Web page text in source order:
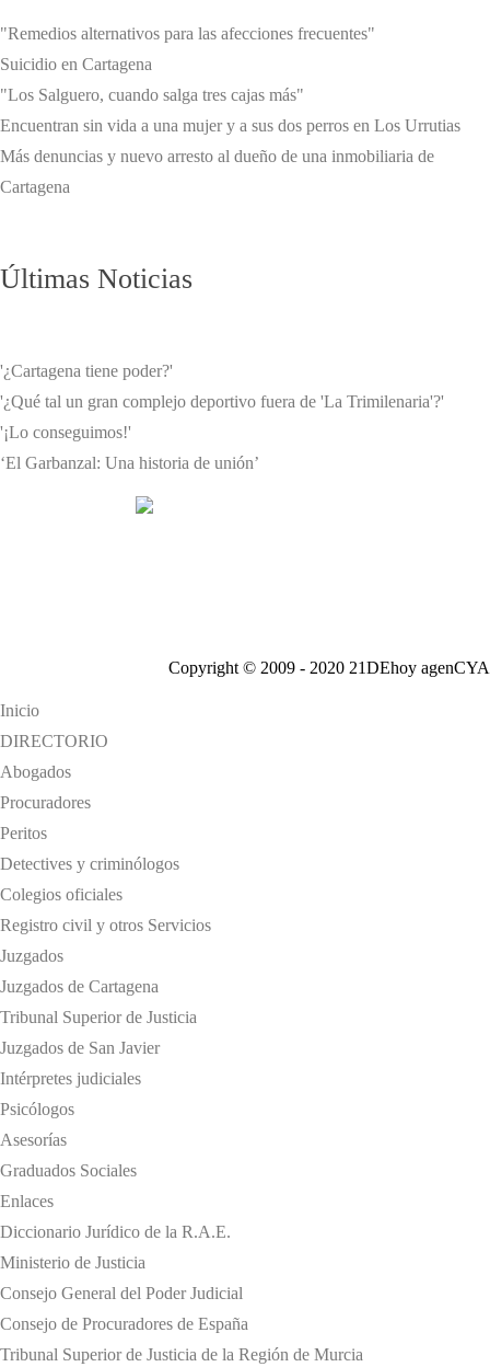
"Remedios alternativos para las afecciones frecuentes"
Suicidio en Cartagena
"Los Salguero, cuando salga tres cajas más"
Encuentran sin vida a una mujer y a sus dos perros en Los Urrutias
Más denuncias y nuevo arresto al dueño de una inmobiliaria de
Cartagena
Últimas Noticias
'¿Cartagena tiene poder?'
'¿Qué tal un gran complejo deportivo fuera de 'La Trimilenaria'?'
'¡Lo conseguimos!'
‘El Garbanzal: Una historia de unión’
Copyright © 2009 - 2020 21DEhoy agenCYA
Inicio
DIRECTORIO
Abogados
Procuradores
Peritos
Detectives y criminólogos
Colegios oficiales
Registro civil y otros Servicios
Juzgados
Juzgados de Cartagena
Tribunal Superior de Justicia
Juzgados de San Javier
Intérpretes judiciales
Psicólogos
Asesorías
Graduados Sociales
Enlaces
Diccionario Jurídico de la R.A.E.
Ministerio de Justicia
Consejo General del Poder Judicial
Consejo de Procuradores de España
Tribunal Superior de Justicia de la Región de Murcia